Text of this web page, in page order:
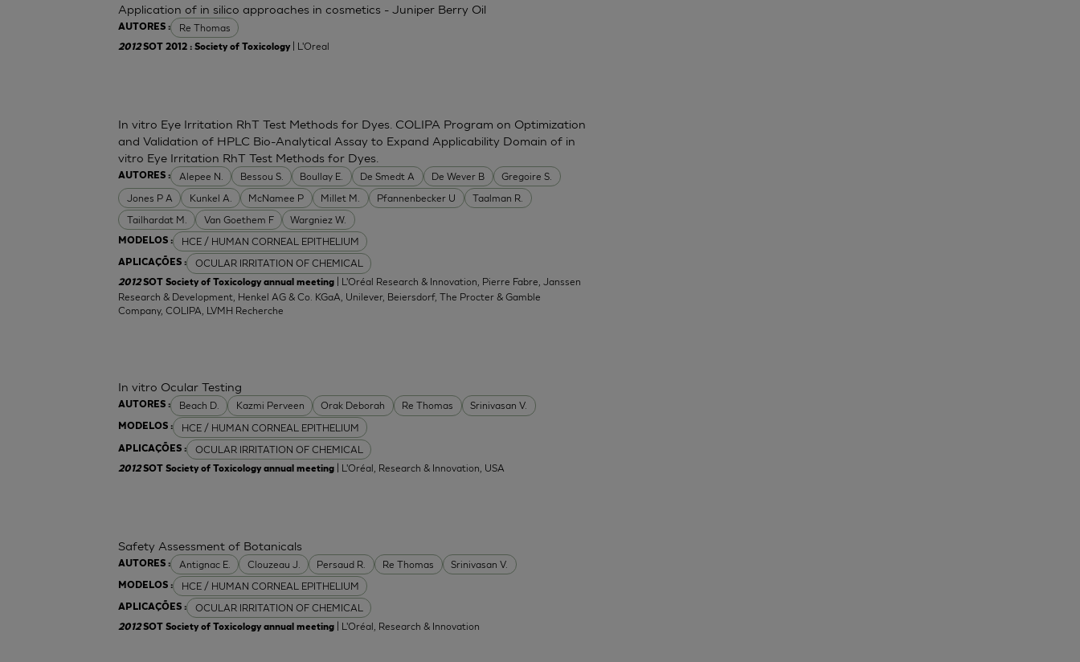
AUTORES : Re Thomas
Application of in silico approaches in cosmetics - Juniper Berry Oil
2012SOT 2012 : Society of Toxicology| L'Oreal
AUTORES : Alepee N. Bessou S. Boullay E. De Smedt A De Wever B
Gregoire S.
Jones P A
Kunkel A. McNamee P Millet M. Pfannenbecker U
Taalman R.
Tailhardat M.
Van Goethem F Wargniez W.
MODELOS : HCE / HUMAN CORNEAL EPITHELIUM
APLICAÇÕES : OCULAR IRRITATION OF CHEMICAL
In vitro Eye Irritation RhT Test Methods for Dyes. COLIPA Program on Optimization
and Validation of HPLC Bio-Analytical Assay to Expand Applicability Domain of in
vitro Eye Irritation RhT Test Methods for Dyes.
2012SOT Society of Toxicology annual meeting
| L'Oréal Research & Innovation, Pierre Fabre, Janssen
Research & Development, Henkel AG & Co. KGaA, Unilever, Beiersdorf, The Procter & Gamble
Company, COLIPA, LVMH Recherche
AUTORES : Beach D. Kazmi Perveen Orak Deborah Re Thomas Srinivasan V.
MODELOS : HCE / HUMAN CORNEAL EPITHELIUM
APLICAÇÕES : OCULAR IRRITATION OF CHEMICAL
In vitro Ocular Testing
2012SOT Society of Toxicology annual meeting | L'Oréal, Research & Innovation, USA
AUTORES : Antignac E. Clouzeau J. Persaud R. Re Thomas Srinivasan V.
MODELOS : HCE / HUMAN CORNEAL EPITHELIUM
APLICAÇÕES : OCULAR IRRITATION OF CHEMICAL
Safety Assessment of Botanicals
2012SOT Society of Toxicology annual meeting | L'Oréal, Research & Innovation